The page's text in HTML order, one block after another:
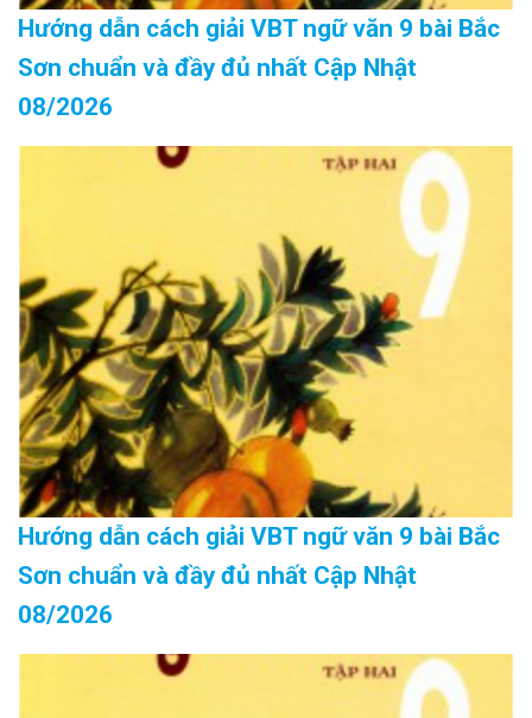
Hướng dẫn cách giải VBT ngữ văn 9 bài Bắc
Sơn chuẩn và đầy đủ nhất Cập Nhật
08/2026
Hướng dẫn cách giải VBT ngữ văn 9 bài Bắc
Sơn chuẩn và đầy đủ nhất Cập Nhật
08/2026